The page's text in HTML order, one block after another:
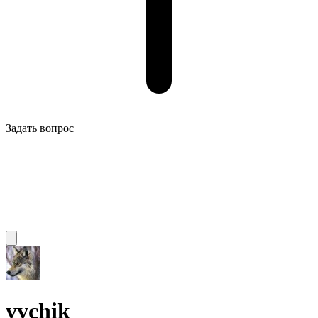
Задать вопрос
vvchik